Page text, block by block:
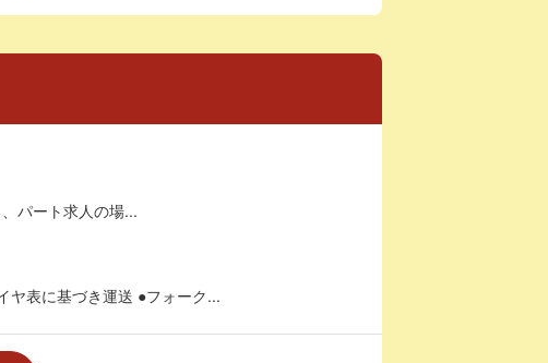
パート求人の場...
ヤ表に基づき運送 ●フォーク...